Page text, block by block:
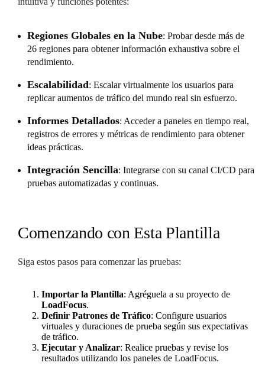
Regiones Globales en la Nube: Probar desde más de
26 regiones para obtener información exhaustiva sobre el
rendimiento.
Escalabilidad: Escalar virtualmente los usuarios para
replicar aumentos de tráfico del mundo real sin esfuerzo.
Informes Detallados: Acceder a paneles en tiempo real,
registros de errores y métricas de rendimiento para obtener
ideas prácticas.
Integración Sencilla: Integrarse con su canal CI/CD para
pruebas automatizadas y continuas.
Comenzando con Esta Plantilla
Siga estos pasos para comenzar las pruebas:
Importar la Plantilla: Agréguela a su proyecto de
LoadFocus.
Definir Patrones de Tráfico: Configure usuarios
virtuales y duraciones de prueba según sus expectativas
de tráfico.
Ejecutar y Analizar: Realice pruebas y revise los
resultados utilizando los paneles de LoadFocus.